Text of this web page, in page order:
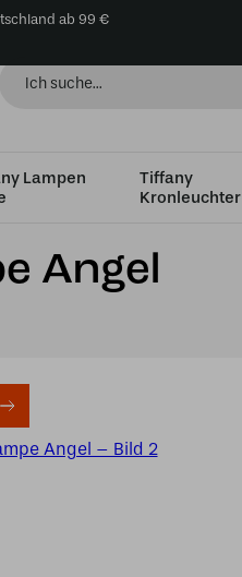
ab 99 €
Lampen
Tiffany
Kronleuchter
Angel